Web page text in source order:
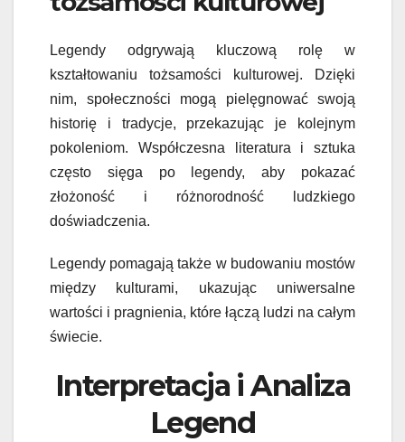
Legendy odgrywają kluczową rolę w
kształtowaniu tożsamości kulturowej. Dzięki
nim, społeczności mogą pielęgnować swoją
historię i tradycje, przekazując je kolejnym
pokoleniom. Współczesna literatura i sztuka
często sięga po legendy, aby pokazać
złożoność i różnorodność ludzkiego
doświadczenia.
Legendy pomagają także w budowaniu mostów
między kulturami, ukazując uniwersalne
wartości i pragnienia, które łączą ludzi na całym
świecie.
Interpretacja i Analiza
Legend